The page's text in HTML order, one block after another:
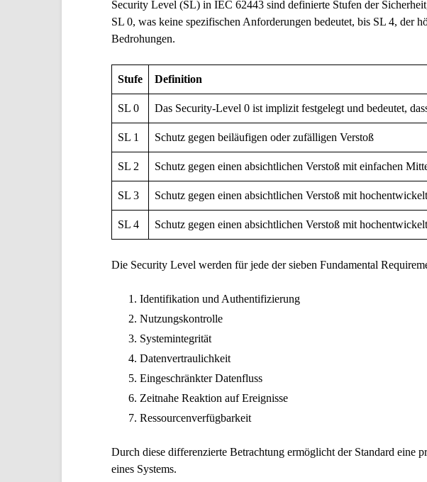
Security Level (SL) in IEC 62443 sind definierte Stufen der
SL 0, was keine spezifischen Anforderungen bedeutet, bis SL 4, der
Bedrohungen.
Stufe Definition
SL 0 Das Security-Level 0 ist implizit festgelegt und bedeutet,
SL 1 Schutz gegen beiläufigen oder zufälligen Verstoß
SL 2 Schutz gegen einen absichtlichen Verstoß mit einfachen
SL 3 Schutz gegen einen absichtlichen Verstoß mit
SL 4 Schutz gegen einen absichtlichen Verstoß mit
Die Security Level werden für jede der sieben Fundamental
Identifikation und Authentifizierung
Nutzungskontrolle
Systemintegrität
Datenvertraulichkeit
Eingeschränkter Datenfluss
Zeitnahe Reaktion auf Ereignisse
Ressourcenverfügbarkeit
Durch diese differenzierte Betrachtung ermöglicht der Standard eine
eines Systems.